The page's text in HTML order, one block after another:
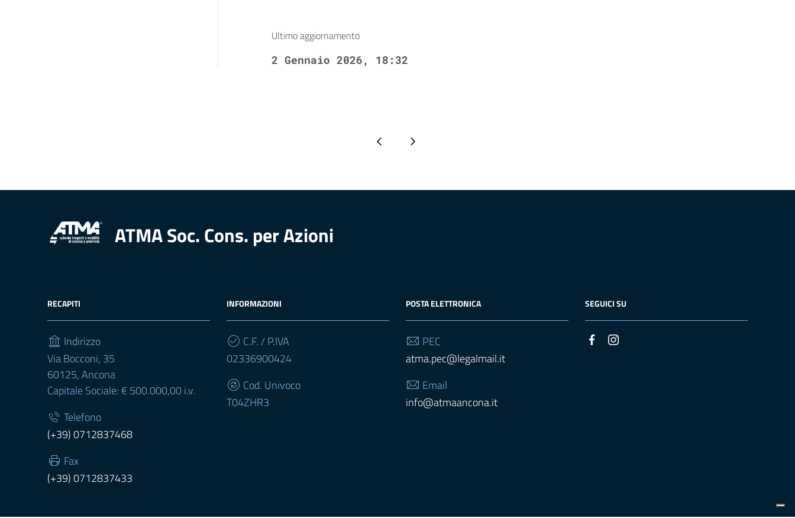
Ultimo aggiornamento
2 Gennaio 2026, 18:32
Pagina precedentePagina successiva
ATMA Soc. Cons. per Azioni
RECAPITI
Indirizzo
Via Bocconi, 35
60125, Ancona
Capitale Sociale: € 500.000,00 i.v.
Telefono
(+39) 0712837468
Fax
(+39) 0712837433
INFORMAZIONI
C.F. / P.IVA
02336900424
Cod. Univoco
T04ZHR3
POSTA ELETTRONICA
PEC
atma.pec@legalmail.it
Email
info@atmaancona.it
SEGUICI SU